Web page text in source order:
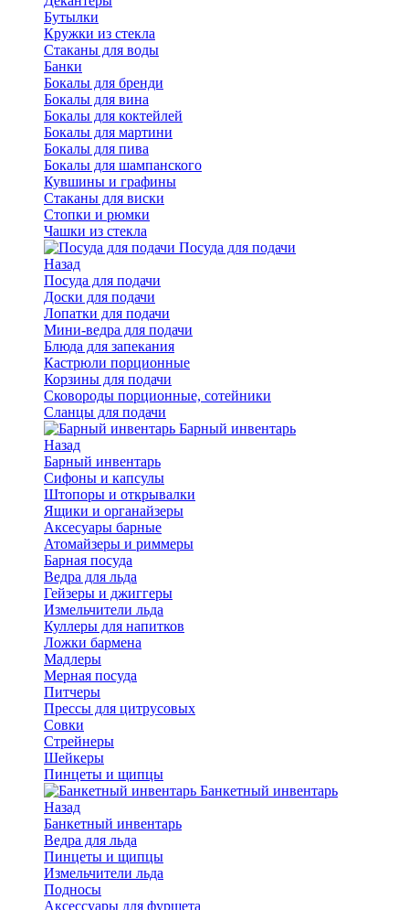
Бутылки
Кружки из стекла
Стаканы для воды
Банки
Бокалы для бренди
Бокалы для вина
Бокалы для коктейлей
Бокалы для мартини
Бокалы для пива
Бокалы для шампанского
Кувшины и графины
Стаканы для виски
Стопки и рюмки
Чашки из стекла
Посуда для подачи
Назад
Посуда для подачи
Доски для подачи
Лопатки для подачи
Мини-ведра для подачи
Блюда для запекания
Кастрюли порционные
Корзины для подачи
Сковороды порционные, сотейники
Сланцы для подачи
Барный инвентарь
Назад
Барный инвентарь
Сифоны и капсулы
Штопоры и открывалки
Ящики и органайзеры
Аксесуары барные
Атомайзеры и риммеры
Барная посуда
Ведра для льда
Гейзеры и джиггеры
Измельчители льда
Куллеры для напитков
Ложки бармена
Мадлеры
Мерная посуда
Питчеры
Прессы для цитрусовых
Совки
Стрейнеры
Шейкеры
Пинцеты и щипцы
Банкетный инвентарь
Назад
Банкетный инвентарь
Ведра для льда
Пинцеты и щипцы
Измельчители льда
Подносы
Аксессуары для фуршета